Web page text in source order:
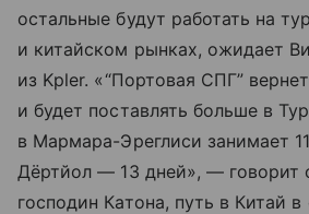
остальные будут работать на
и китайском рынках, ожидает
из Kpler. «“Портовая СПГ”
и будет поставлять больше в
в Мармара-Эреглиси занимает
Дёртйол — 13 дней», — говорит
господин Катона, путь в Китай